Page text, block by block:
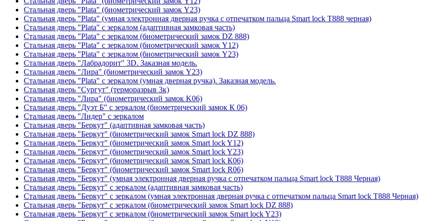
Стальная дверь "Plata" (биометрический замок Y23)
Стальная дверь "Plata" (умная электронная дверная ручка с отпечатком пальца Smart lock T888 черная)
Стальная дверь "Plata" с зеркалом (адаптивная замковая часть)
Стальная дверь "Plata" с зеркалом (биометрический замок DZ 888)
Стальная дверь "Plata" с зеркалом (биометрический замок Y12)
Стальная дверь "Plata" с зеркалом (биометрический замок Y23)
Стальная дверь "Лабрадорит" 3D. Заказная модель.
Стальная дверь "Лира" (биометрический замок Y23)
Стальная дверь "Plata" с зеркалом (умная дверная ручка). Заказная модель.
Стальная дверь "Сургут" (терморазрыв 3к)
Стальная дверь "Лира" (биометрический замок K06)
Стальная дверь "Дуэт Б" с зеркалом (биометрический замок К 06)
Стальная дверь "Лидер" с зеркалом
Стальная дверь "Беркут" (адаптивная замковая часть)
Стальная дверь "Беркут" (биометрический замок Smart lock DZ 888)
Стальная дверь "Беркут" (биометрический замок Smart lock Y12)
Стальная дверь "Беркут" (биометрический замок Smart lock Y23)
Стальная дверь "Беркут" (биометрический замок Smart lock К06)
Стальная дверь "Беркут" (биометрический замок Smart lock R06)
Стальная дверь "Беркут" (умная электронная дверная ручка с отпечатком пальца Smart lock T888 Черная)
Стальная дверь "Беркут" с зеркалом (адаптивная замковая часть)
Стальная дверь "Беркут" с зеркалом (умная электронная дверная ручка с отпечатком пальца Smart lock T888 Черная)
Стальная дверь "Беркут" с зеркалом (биометрический замок Smart lock DZ 888)
Стальная дверь "Беркут" с зеркалом (биометрический замок Smart lock Y23)